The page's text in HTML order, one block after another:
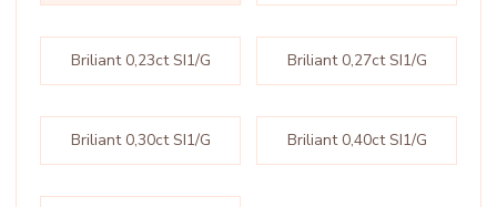
Briliant 0,23ct SI1/G Briliant 0,27ct SI1/G
Briliant 0,30ct SI1/G Briliant 0,40ct SI1/G